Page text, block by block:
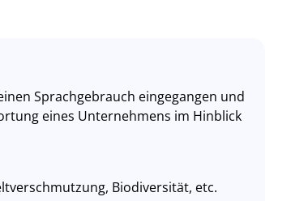
Sprachgebrauch eingegangen und
eines Unternehmens im Hinblick
Biodiversität, etc.